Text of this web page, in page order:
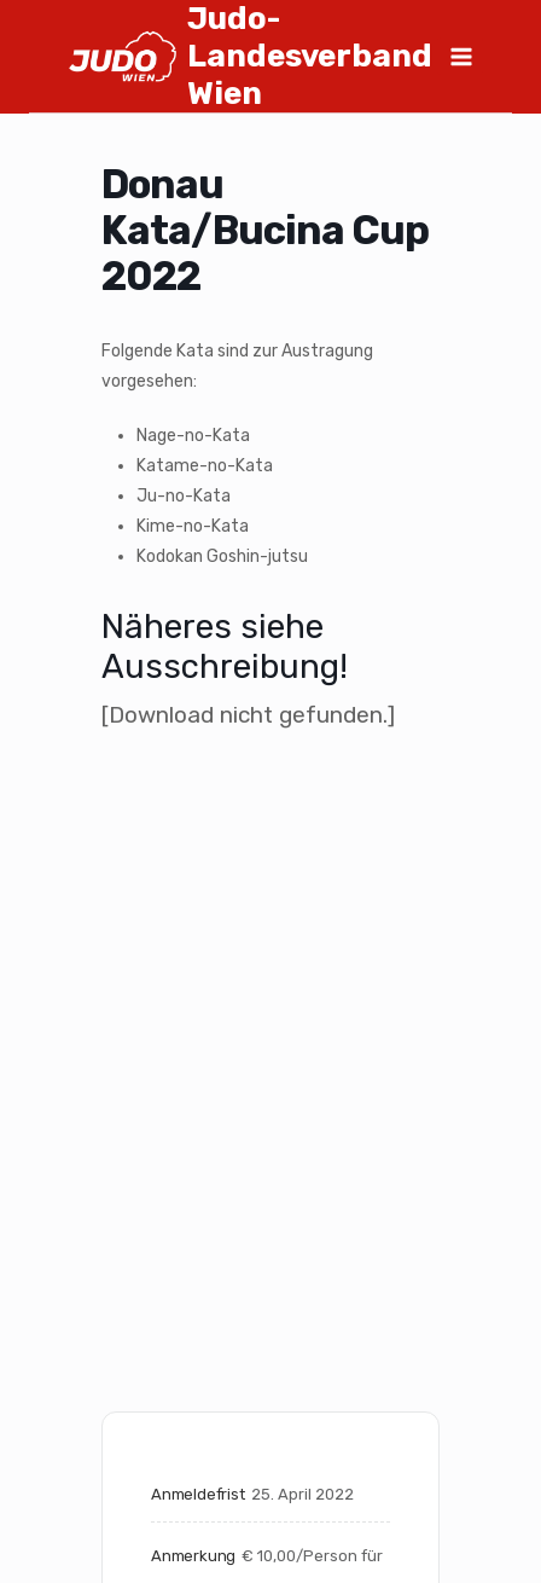
Judo-
Landesverband
Wien
Donau
Kata/Bucina Cup
2022
Folgende Kata sind zur Austragung
vorgesehen:
Nage-no-Kata
Katame-no-Kata
Ju-no-Kata
Kime-no-Kata
Kodokan Goshin-jutsu
Näheres siehe
Ausschreibung!
[Download nicht gefunden.]
Anmeldefrist 25. April 2022
Anmerkung € 10,00/Person für